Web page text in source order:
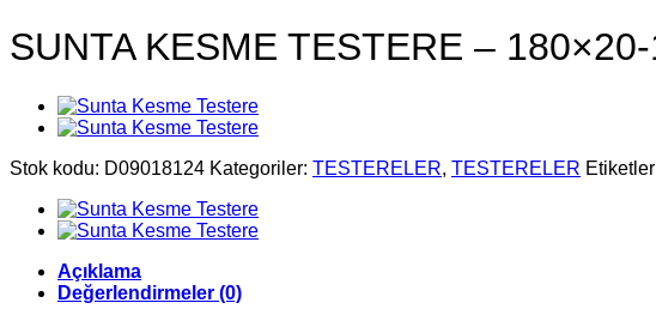
SUNTA KESME TESTERE –
Stok kodu: D09018124 Kategoriler: TESTERELER, TESTERELER
Açıklama
Değerlendirmeler (0)